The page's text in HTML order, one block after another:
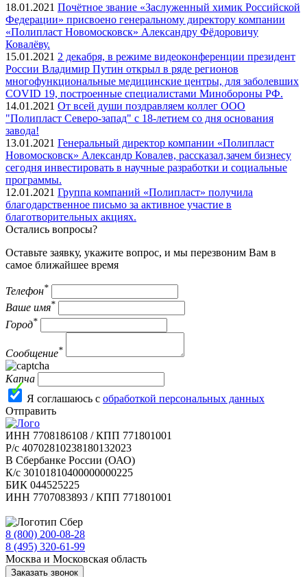
18.01.2021 Почётное звание «Заслуженный химик Российской
Федерации» присвоено генеральному директору компании
«Полипласт Новомосковск» Александру Фёдоровичу
Ковалёву.
15.01.2021 2 декабря, в режиме видеоконференции президент
России Владимир Путин открыл в ряде регионов
многофункциональные медицинские центры, для заболевших
COVID 19, построенные специалистами Минобороны РФ.
14.01.2021 От всей души поздравляем коллег ООО
"Полипласт Северо-запад" с 18-летием со дня основания
завода!
13.01.2021 Генеральный директор компании «Полипласт
Новомосковск» Александр Ковалев, рассказал,зачем бизнесу
сегодня инвестировать в научные разработки и социальные
программы.
12.01.2021 Группа компаний «Полипласт» получила
благодарственное письмо за активное участие в
благотворительных акциях.
Остались вопросы?
Оставьте заявку, укажите вопрос, и мы перезвоним Вам в
самое ближайшее время
Телефон*
Ваше имя*
Город*
Сообщение*
Капча
Я соглашаюсь с обработкой персональных данных
Отправить
ИНН 7708186108 / КПП 771801001
Р/с 40702810238180132023
В Сбербанке России (ОАО)
К/с 30101810400000000225
БИК 044525225
ИНН 7707083893 / КПП 771801001
8 (800) 200-08-28
8 (495) 320-61-99
Москва и Московская область
Заказать звонок